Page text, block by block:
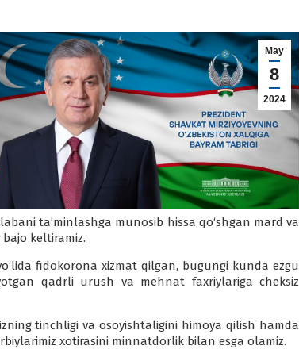
May
8
2024
ta’minlashga munosib hissa qo‘shgan mard va
keltiramiz.
fidokorona xizmat qilgan, bugungi kunda ezgu
qadrli urush va mehnat faxriylariga cheksiz
tinchligi va osoyishtaligini himoya qilish hamda
xotirasini minnatdorlik bilan esga olamiz.